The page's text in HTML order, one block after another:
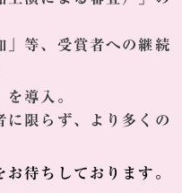
」等、受賞者への継続
導入。
に限らず、より多くの
待ちしております。